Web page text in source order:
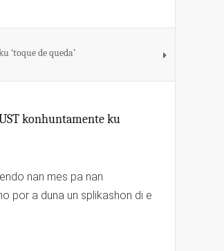
‘toque de queda’
konhuntamente ku
nan mes pa nan
por a duna un splikashon di e